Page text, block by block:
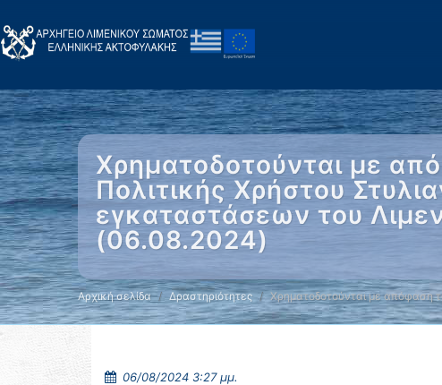
Χρηματοδοτούνται με
Πολιτικής Χρήστου
εγκαταστάσεων του
(06.08.2024)
Αρχική σελίδα Δραστηριότητες Χρηματοδοτούνται με απόφαση
06/08/2024 3:27 μμ.